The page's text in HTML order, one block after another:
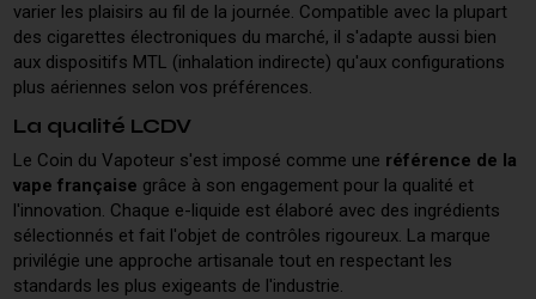
varier les plaisirs au fil de la journée. Compatible avec la plupart
des cigarettes électroniques du marché, il s'adapte aussi bien
aux dispositifs MTL (inhalation indirecte) qu'aux configurations
plus aériennes selon vos préférences.
La qualité LCDV
Le Coin du Vapoteur s'est imposé comme une référence de la
vape française grâce à son engagement pour la qualité et
l'innovation. Chaque e-liquide est élaboré avec des ingrédients
sélectionnés et fait l'objet de contrôles rigoureux. La marque
privilégie une approche artisanale tout en respectant les
standards les plus exigeants de l'industrie.